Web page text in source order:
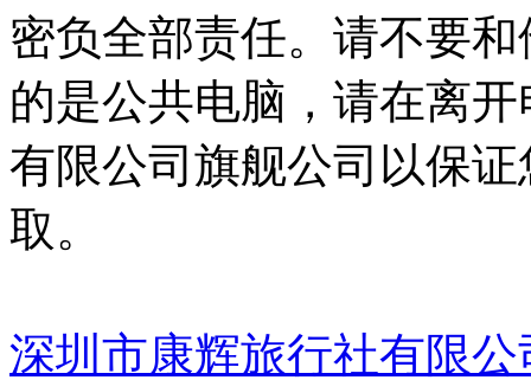
密负全部责任。请不要
的是公共电脑，请在离
有限公司旗舰公司以保
取。
深圳市康辉旅行社有限